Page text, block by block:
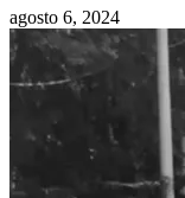
agosto 6, 2024